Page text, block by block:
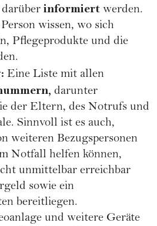
informiert werden.
wissen, wo sich
Pflegeprodukte und die
Eine Liste mit allen
darunter
der Eltern, des Notrufs und
Sinnvoll ist es auch,
weiteren Bezugspersonen
Notfall helfen können,
unmittelbar erreichbar
sowie ein
bereitliegen.
und weitere Geräte